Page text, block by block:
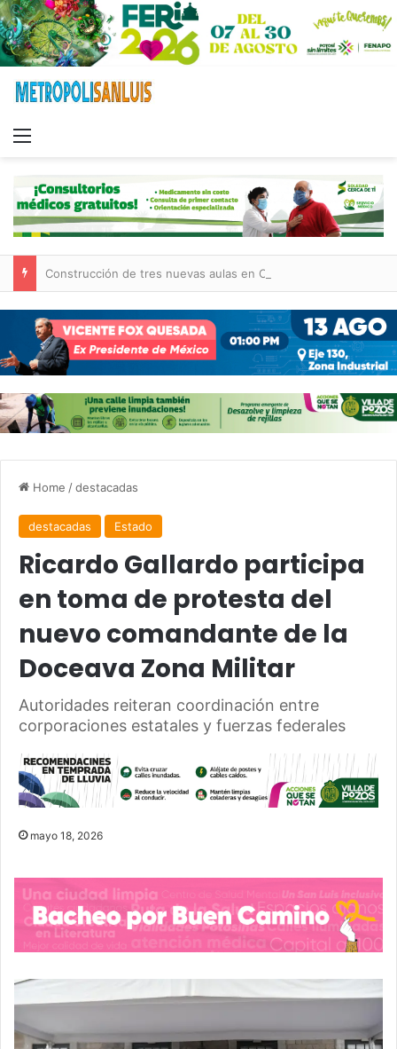
Home /destacadas
destacadas Estado
Ricardo Gallardo participa
en toma de protesta del
nuevo comandante de la
Doceava Zona Militar
Autoridades reiteran coordinación entre
corporaciones estatales y fuerzas federales
mayo 18, 2026